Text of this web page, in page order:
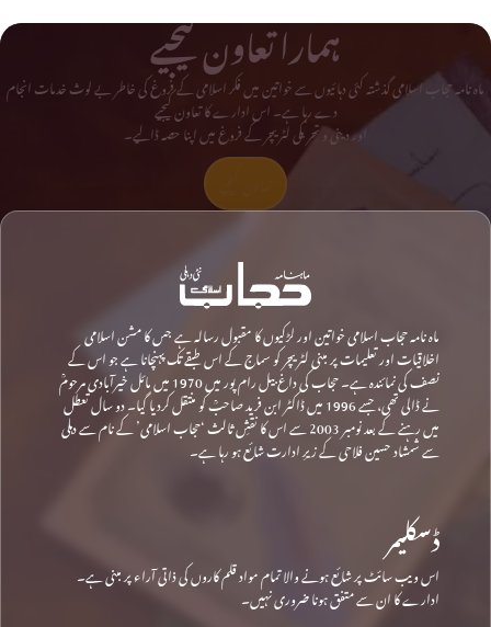
ہمارا تعاون کیجیے
ماہ نامہ حجاب اسلامی گذشتہ کئی دہائیوں سے خواتین میں فکر اسلامی کے فروغ کی خاطر بے لوث خدمات انجام
دے رہا ہے۔ اس ادارے کا تعاون کیجیے
اور دینی و تحریکی لٹریچر کے فروغ میں اپنا حصہ ڈالیے۔
ماہ نامہ حجاب اسلامی خواتین اور لڑکیوں کا مقبول رسالہ ہے جس کا مشن اسلامی
اخلاقیات اور تعلیمات پر مبنی لٹریچر کو سماج کے اس طبقے تک پہنچانا ہے جو اس کے
نصف کی نمائندہ ہے۔ حجاب کی داغ بیل رام پور میں 1970 میں مائل خیرآبادی مرحومؒ
نے ڈالی تھی، جسے 1996 میں ڈاکٹر ابن فرید صاحبؒ کو منتقل کردیا گیا۔ دو سال تعطل
میں رہنے کے بعد نومبر 2003 سے اس کا نقشِ ثالث ‘حجاب اسلامی’ کے نام سے دہلی
سے شمشاد حسین فلاحی کے زیرِ ادارت شائع ہو رہا ہے۔
ڈسکلیمر
اس ویب سائٹ پر شائع ہونے والا تمام مواد قلم کاروں کی ذاتی آراء پر مبنی ہے۔
ادارے کا ان سے متفق ہونا ضروری نہیں۔